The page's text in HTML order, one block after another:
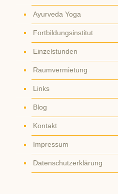
Ayurveda Yoga
Fortbildungsinstitut
Einzelstunden
Raumvermietung
Links
Blog
Kontakt
Impressum
Datenschutzerklärung